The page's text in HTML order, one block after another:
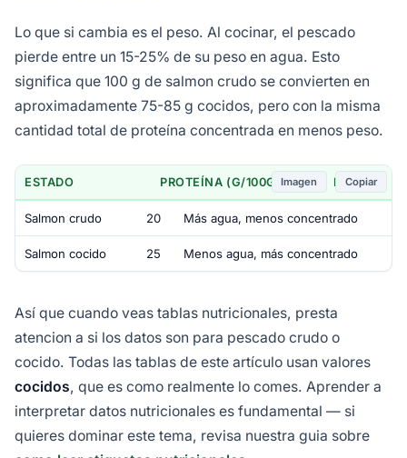
Lo que si cambia es el peso. Al cocinar, el pescado
pierde entre un 15-25% de su peso en agua. Esto
significa que 100 g de salmon crudo se convierten en
aproximadamente 75-85 g cocidos, pero con la misma
cantidad total de proteína concentrada en menos peso.
ESTADO PROTEÍNA (G/100G) NOTA
Salmon crudo 20 Más agua, menos concentrado
Salmon cocido 25 Menos agua, más concentrado
Copiar
Imagen
Así que cuando veas tablas nutricionales, presta
atencion a si los datos son para pescado crudo o
cocido. Todas las tablas de este artículo usan valores
cocidos, que es como realmente lo comes. Aprender a
interpretar datos nutricionales es fundamental — si
quieres dominar este tema, revisa nuestra guia sobre